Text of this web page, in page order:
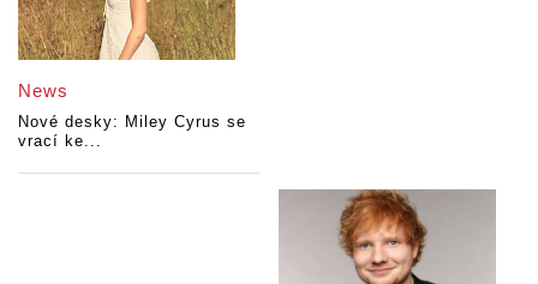
News
Nové desky: Miley Cyrus se
vrací ke...